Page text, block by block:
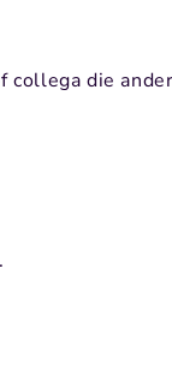
collega die